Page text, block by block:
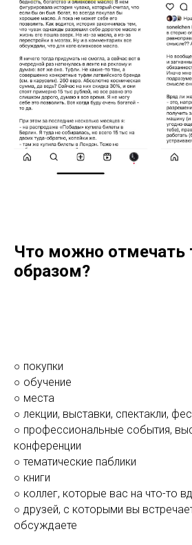
Что можно отмечать
образом?
○ покупки
○ обучение
○ места
○ лекции, выставки, спектакли,
○ профессиональные события,
конференции
○ тематические паблики
○ книги
○ коллег, которые вас на что-то
○ друзей, с которыми вы
обсуждаете